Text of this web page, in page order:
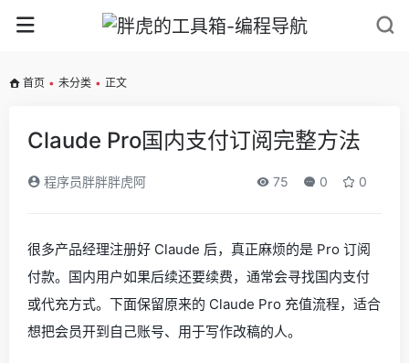
首页 • 未分类 • 正文
Claude Pro国内支付订阅完整方法
程序员胖胖胖虎阿 75 0 0
很多产品经理注册好 Claude 后，真正麻烦的是 Pro 订阅
付款。国内用户如果后续还要续费，通常会寻找国内支付
或代充方式。下面保留原来的 Claude Pro 充值流程，适合
想把会员开到自己账号、用于写作改稿的人。